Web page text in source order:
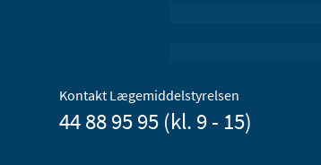
Kontakt Lægemiddelstyrelsen
44 88 95 95 (kl. 9 - 15)